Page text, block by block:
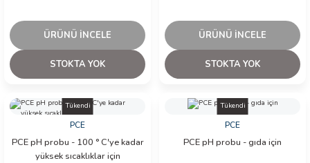
ÜRÜNÜ İNCELE
STOKTA YOK
ÜRÜNÜ İNCELE
STOKTA YOK
Tükendi
PCE
PCE pH probu - 100 ° C'ye kadar
yüksek sıcaklıklar için
Tükendi
PCE
PCE pH probu - gıda için